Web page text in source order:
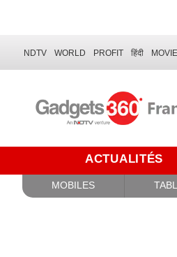
NDTV WORLD PROFIT हिंदी
ACTUALITÉS
MOBILES